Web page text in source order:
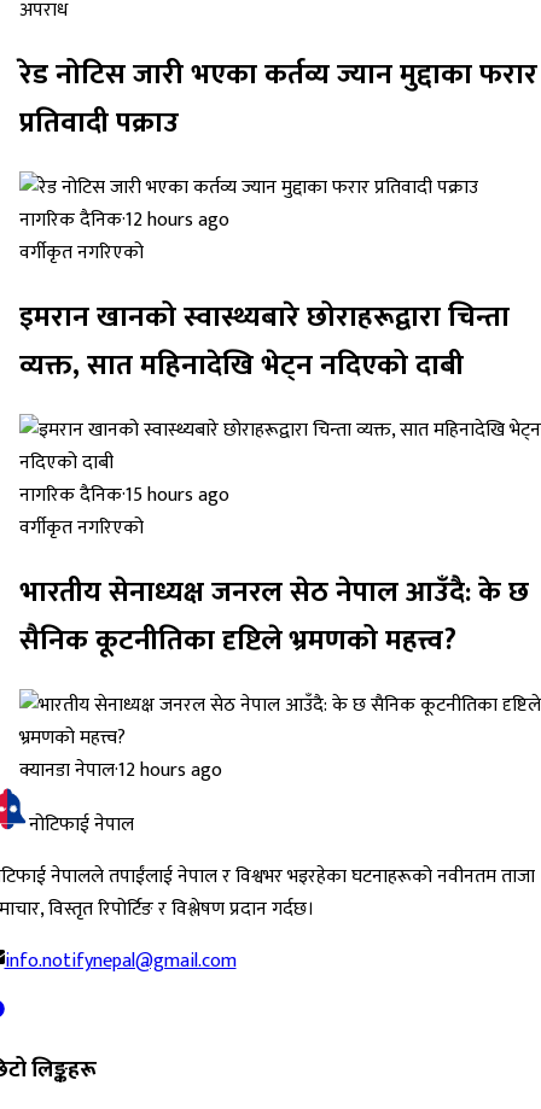
अपराध
रेड नोटिस जारी भएका कर्तव्य ज्यान मुद्दाका फरार
प्रतिवादी पक्राउ
नागरिक दैनिक·12 hours ago
वर्गीकृत नगरिएको
इमरान खानको स्वास्थ्यबारे छोराहरूद्वारा चिन्ता
व्यक्त, सात महिनादेखि भेट्न नदिएको दाबी
नागरिक दैनिक·15 hours ago
वर्गीकृत नगरिएको
भारतीय सेनाध्यक्ष जनरल सेठ नेपाल आउँदै: के छ
सैनिक कूटनीतिका दृष्टिले भ्रमणको महत्त्व?
क्यानडा नेपाल·12 hours ago
नोटिफाई नेपाल
नेपालले तपाईंलाई नेपाल र विश्वभर भइरहेका घटनाहरूको नवीनतम ताजा
विस्तृत रिपोर्टिङ र विश्लेषण प्रदान गर्दछ।
info.notifynepal@gmail.com
लिङ्कहरू